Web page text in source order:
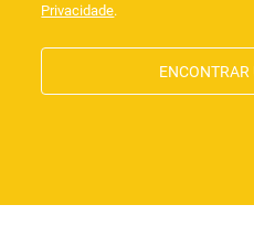
Privacidade.
ENCONTRAR